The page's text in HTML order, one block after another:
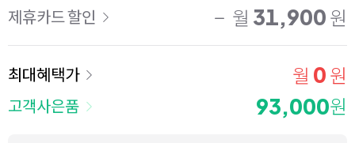
제휴카드 할인 월 31,900 원
최대혜택가 월 0 원
고객사은품 93,000원